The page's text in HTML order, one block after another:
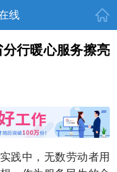
线
行暖心服务擦亮
中，无数劳动者用